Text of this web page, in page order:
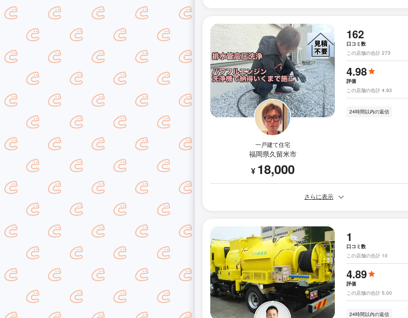
一戸建て住宅
福岡県久留米市
¥ 18,000
162
口コミ数
この店舗の合計 273
4.98
評価
この店舗の合計 4.93
24時間以内の返信
さらに表示
1
口コミ数
この店舗の合計 10
4.89
評価
この店舗の合計 5.00
24時間以内の返信